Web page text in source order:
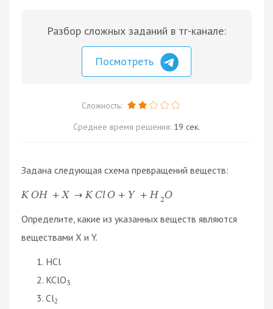
Разбор сложных заданий в тг-канале:
Посмотреть
Сложность:
Среднее время решения: 19 сек.
Задана следующая схема превращений веществ:
K OH + X → K ClO + Y + H 2O
Определите, какие из указанных веществ являются
веществами X и Y.
HCl
KClO3
Cl2